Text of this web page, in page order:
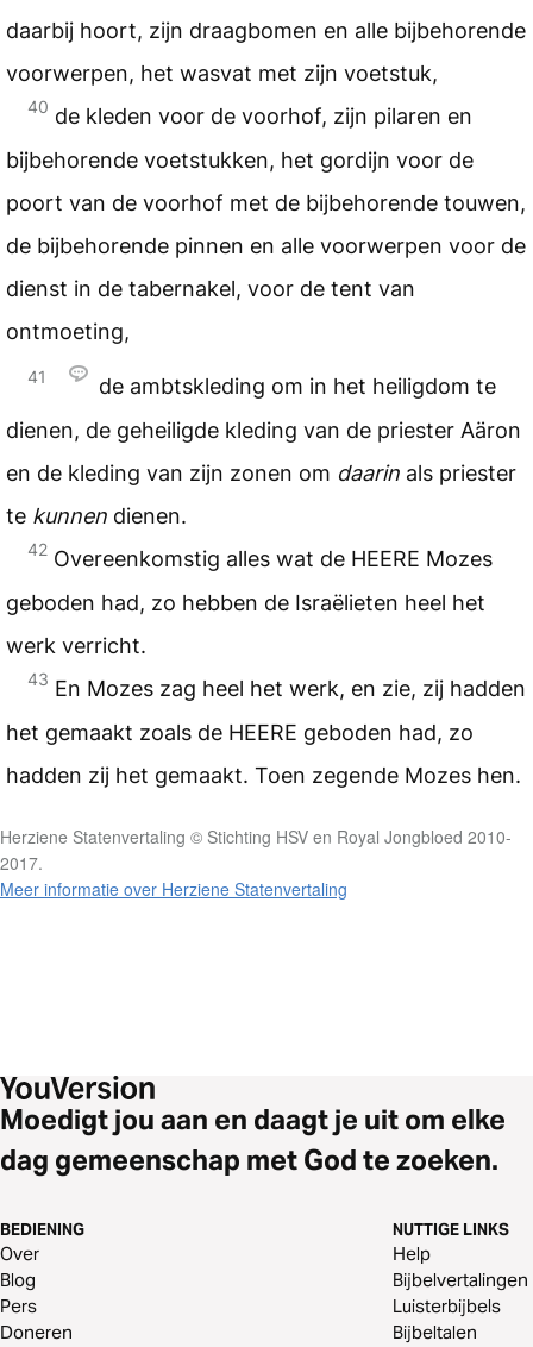
daarbij hoort, zijn draagbomen en alle bijbehorende
voorwerpen, het wasvat met zijn voetstuk,
40 de kleden voor de voorhof, zijn pilaren en
bijbehorende voetstukken, het gordijn voor de
poort van de voorhof met de bijbehorende touwen,
de bijbehorende pinnen en alle voorwerpen voor de
dienst in de tabernakel, voor de tent van
ontmoeting,
41
de ambtskleding om in het heiligdom te
dienen, de geheiligde kleding van de priester Aäron
en de kleding van zijn zonen om daarin als priester
te kunnen dienen.
42 Overeenkomstig alles wat de HEERE Mozes
geboden had, zo hebben de Israëlieten heel het
werk verricht.
43 En Mozes zag heel het werk, en zie, zij hadden
het gemaakt zoals de HEERE geboden had, zo
hadden zij het gemaakt. Toen zegende Mozes hen.
Herziene Statenvertaling © Stichting HSV en Royal Jongbloed 2010-
2017.
Meer informatie over Herziene Statenvertaling
Moedigt jou aan en daagt je uit om elke
dag gemeenschap met God te zoeken.
BEDIENING
Over
Blog
Pers
Doneren
NUTTIGE LINKS
Help
Bijbelvertalingen
Luisterbijbels
Bijbeltalen